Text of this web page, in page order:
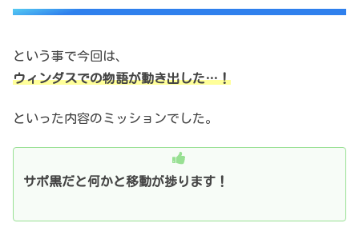
という事で今回は、
ウィンダスでの物語が動き出した…！
といった内容のミッションでした。
サポ黒だと何かと移動が捗ります！